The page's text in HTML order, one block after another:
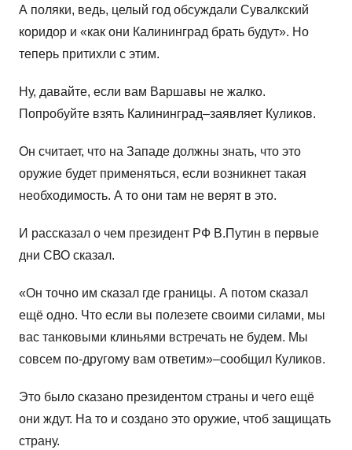
А поляки, ведь, целый год обсуждали Сувалкский
коридор и «как они Калининград брать будут». Но
теперь притихли с этим.
Ну, давайте, если вам Варшавы не жалко.
Попробуйте взять Калининград–заявляет Куликов.
Он считает, что на Западе должны знать, что это
оружие будет применяться, если возникнет такая
необходимость. А то они там не верят в это.
И рассказал о чем президент РФ В.Путин в первые
дни СВО сказал.
«Он точно им сказал где границы. А потом сказал
ещё одно. Что если вы полезете своими силами, мы
вас танковыми клиньями встречать не будем. Мы
совсем по-другому вам ответим»–сообщил Куликов.
Это было сказано президентом страны и чего ещё
они ждут. На то и создано это оружие, чтоб защищать
страну.